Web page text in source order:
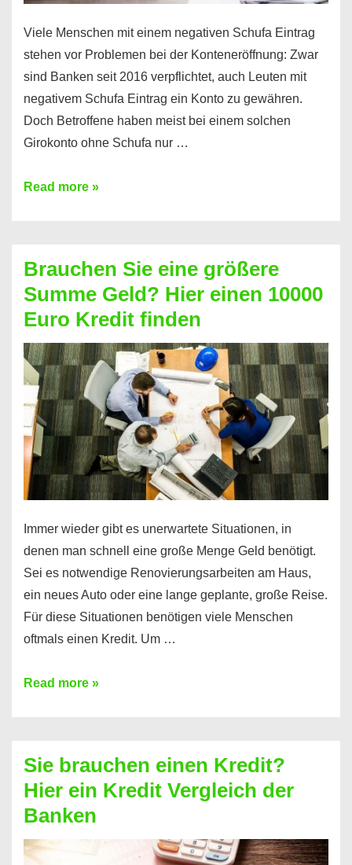
Viele Menschen mit einem negativen Schufa Eintrag
stehen vor Problemen bei der Konteneröffnung: Zwar
sind Banken seit 2016 verpflichtet, auch Leuten mit
negativem Schufa Eintrag ein Konto zu gewähren.
Doch Betroffene haben meist bei einem solchen
Girokonto ohne Schufa nur …
Günstiges
Geht
das
überhaupt?
Na
klar!
Read more »
Brauchen Sie eine größere
Summe Geld? Hier einen 10000
Euro Kredit finden
Immer wieder gibt es unerwartete Situationen, in
denen man schnell eine große Menge Geld benötigt.
Sei es notwendige Renovierungsarbeiten am Haus,
ein neues Auto oder eine lange geplante, große Reise.
Für diese Situationen benötigen viele Menschen
oftmals einen Kredit. Um …
Brauchen
Summe
Geld?
Hier
einen
10000
Read more »
Sie brauchen einen Kredit?
Hier ein Kredit Vergleich der
Banken